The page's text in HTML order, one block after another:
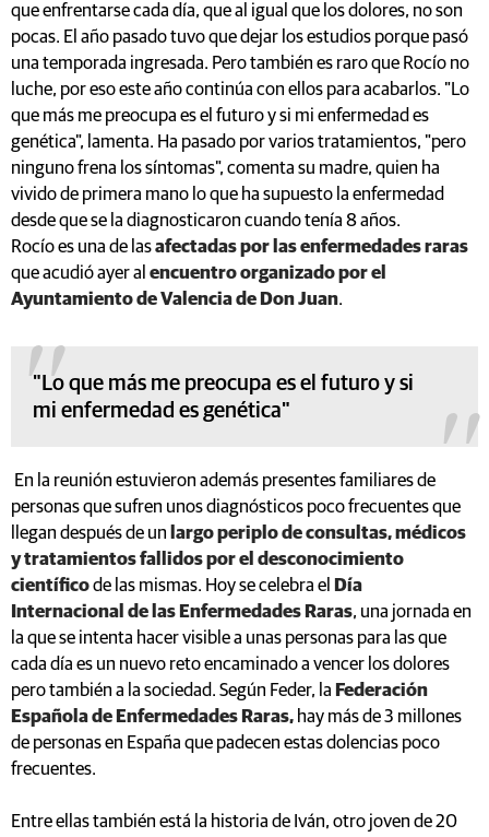
que enfrentarse cada día, que al igual que los dolores, no son
pocas. El año pasado tuvo que dejar los estudios porque pasó
una temporada ingresada. Pero también es raro que Rocío no
luche, por eso este año continúa con ellos para acabarlos. "Lo
que más me preocupa es el futuro y si mi enfermedad es
genética", lamenta. Ha pasado por varios tratamientos, "pero
ninguno frena los síntomas", comenta su madre, quien ha
vivido de primera mano lo que ha supuesto la enfermedad
desde que se la diagnosticaron cuando tenía 8 años.
Rocío es una de lasafectadas por las enfermedades raras
que acudió ayer al encuentro organizado por el
Ayuntamiento de Valencia de Don Juan.
"Lo que más me preocupa es el futuro y si
mi enfermedad es genética"
En la reunión estuvieron además presentes familiares de
personas que sufren unos diagnósticos poco frecuentes que
llegan después de un largo periplo de consultas, médicos
y tratamientos fallidos por el desconocimiento
científicode las mismas. Hoy se celebra el
Día
Internacional de las Enfermedades Raras, una jornada en
la que se intenta hacer visible a unas personas para las que
cada día es un nuevo reto encaminado a vencer los dolores
pero también a la sociedad. Según Feder, la Federación
Española de Enfermedades Raras, hay más de 3 millones
de personas en España que padecen estas dolencias poco
frecuentes.
Entre ellas también está la historia de Iván, otro joven de 20